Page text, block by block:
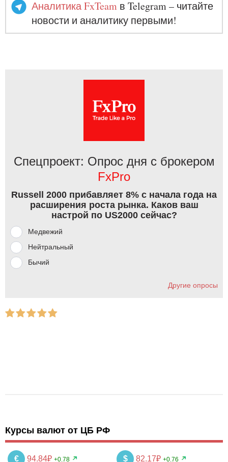
Аналитика FxTeam в Telegram – читайте
новости и аналитику первыми!
Спецпроект: Опрос дня с брокером
FxPro
Russell 2000 прибавляет 8% с начала года на
расширения роста рынка. Каков ваш
настрой по US2000 сейчас?
Медвежий
Нейтральный
Бычий
Другие опросы
Курсы валют от ЦБ РФ
€ 94.84₽ +0.78 $ 82.17₽ +0.76